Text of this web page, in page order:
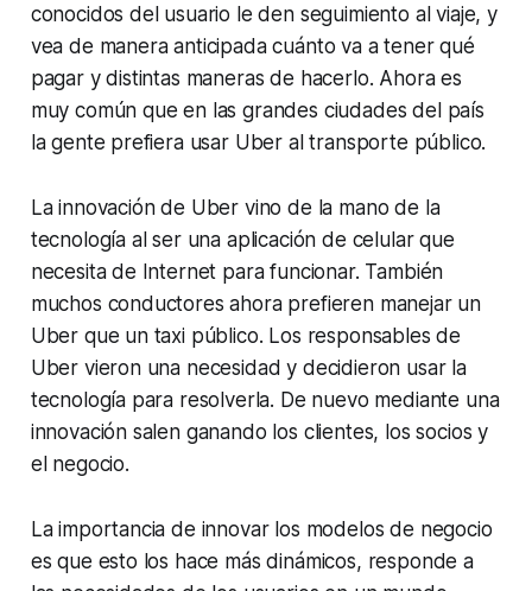
conocidos del usuario le den seguimiento al viaje, y
vea de manera anticipada cuánto va a tener qué
pagar y distintas maneras de hacerlo. Ahora es
muy común que en las grandes ciudades del país
la gente prefiera usar Uber al transporte público.
La innovación de Uber vino de la mano de la
tecnología al ser una aplicación de celular que
necesita de Internet para funcionar. También
muchos conductores ahora prefieren manejar un
Uber que un taxi público. Los responsables de
Uber vieron una necesidad y decidieron usar la
tecnología para resolverla. De nuevo mediante una
innovación salen ganando los clientes, los socios y
el negocio.
La importancia de innovar los modelos de negocio
es que esto los hace más dinámicos, responde a